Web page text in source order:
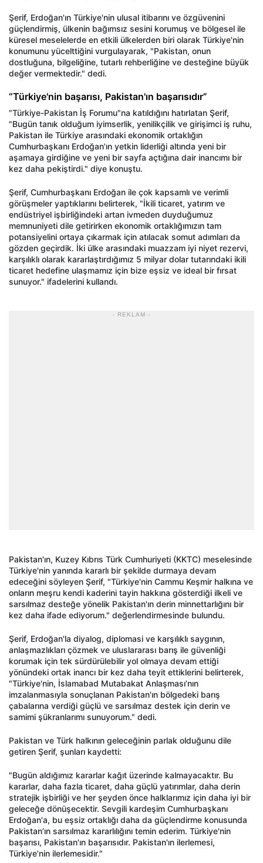
Şerif, Erdoğan'ın Türkiye'nin ulusal itibarını ve özgüvenini
güçlendirmiş, ülkenin bağımsız sesini korumuş ve bölgesel ile
küresel meselelerde en etkili ülkelerden biri olarak Türkiye'nin
konumunu yücelttiğini vurgulayarak, "Pakistan, onun
dostluğuna, bilgeliğine, tutarlı rehberliğine ve desteğine büyük
değer vermektedir." dedi.
“Türkiye'nin başarısı, Pakistan'ın başarısıdır”
"Türkiye-Pakistan İş Forumu"na katıldığını hatırlatan Şerif,
"Bugün tanık olduğum iyimserlik, yenilikçilik ve girişimci iş ruhu,
Pakistan ile Türkiye arasındaki ekonomik ortaklığın
Cumhurbaşkanı Erdoğan'ın yetkin liderliği altında yeni bir
aşamaya girdiğine ve yeni bir sayfa açtığına dair inancımı bir
kez daha pekiştirdi." diye konuştu.
Şerif, Cumhurbaşkanı Erdoğan ile çok kapsamlı ve verimli
görüşmeler yaptıklarını belirterek, "İkili ticaret, yatırım ve
endüstriyel işbirliğindeki artan ivmeden duyduğumuz
memnuniyeti dile getirirken ekonomik ortaklığımızın tam
potansiyelini ortaya çıkarmak için atılacak somut adımları da
gözden geçirdik. İki ülke arasındaki muazzam iyi niyet rezervi,
karşılıklı olarak kararlaştırdığımız 5 milyar dolar tutarındaki ikili
ticaret hedefine ulaşmamız için bize eşsiz ve ideal bir fırsat
sunuyor." ifadelerini kullandı.
- REKLAM -
Pakistan'ın, Kuzey Kıbrıs Türk Cumhuriyeti (KKTC) meselesinde
Türkiye'nin yanında kararlı bir şekilde durmaya devam
edeceğini söyleyen Şerif, "Türkiye'nin Cammu Keşmir halkına ve
onların meşru kendi kaderini tayin hakkına gösterdiği ilkeli ve
sarsılmaz desteğe yönelik Pakistan'ın derin minnettarlığını bir
kez daha ifade ediyorum." değerlendirmesinde bulundu.
Şerif, Erdoğan'la diyalog, diplomasi ve karşılıklı saygının,
anlaşmazlıkları çözmek ve uluslararası barış ile güvenliği
korumak için tek sürdürülebilir yol olmaya devam ettiği
yönündeki ortak inancı bir kez daha teyit ettiklerini belirterek,
"Türkiye'nin, İslamabad Mutabakat Anlaşması’nın
imzalanmasıyla sonuçlanan Pakistan'ın bölgedeki barış
çabalarına verdiği güçlü ve sarsılmaz destek için derin ve
samimi şükranlarımı sunuyorum." dedi.
Pakistan ve Türk halkının geleceğinin parlak olduğunu dile
getiren Şerif, şunları kaydetti:
"Bugün aldığımız kararlar kağıt üzerinde kalmayacaktır. Bu
kararlar, daha fazla ticaret, daha güçlü yatırımlar, daha derin
stratejik işbirliği ve her şeyden önce halklarımız için daha iyi bir
geleceğe dönüşecektir. Sevgili kardeşim Cumhurbaşkanı
Erdoğan'a, bu eşsiz ortaklığı daha da güçlendirme konusunda
Pakistan’ın sarsılmaz kararlılığını temin ederim. Türkiye'nin
başarısı, Pakistan'ın başarısıdır. Pakistan'ın ilerlemesi,
Türkiye'nin ilerlemesidir."